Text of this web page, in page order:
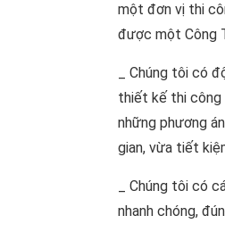
một đơn vị thi
được một Công
_ Chúng tôi có
thiết kế thi công
những phương
gian, vừa tiết
_ Chúng tôi có
nhanh chóng,